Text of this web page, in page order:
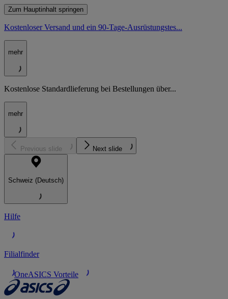
Zum Hauptinhalt springen
Kostenloser Versand und ein 90-Tage-Ausrüstungstes...
mehr
Kostenlose Standardlieferung bei Bestellungen über...
mehr
Previous slide Next slide
Schweiz (Deutsch)
Hilfe
Filialfinder
OneASICS Vorteile